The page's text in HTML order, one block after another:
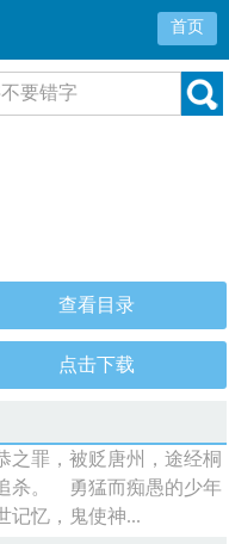
首页
查看目录
点击下载
之罪，被贬唐州，途经桐
杀。 勇猛而痴愚的少年
记忆，鬼使神...